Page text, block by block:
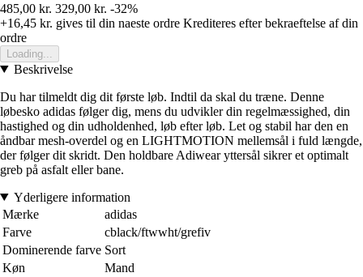
485,00 kr. 329,00 kr. -32%
+16,45 kr. gives til din naeste ordre Krediteres efter bekraeftelse af din
ordre
Loading...
Beskrivelse
Du har tilmeldt dig dit første løb. Indtil da skal du træne. Denne
løbesko adidas følger dig, mens du udvikler din regelmæssighed, din
hastighed og din udholdenhed, løb efter løb. Let og stabil har den en
åndbar mesh-overdel og en LIGHTMOTION mellemsål i fuld længde,
der følger dit skridt. Den holdbare Adiwear yttersål sikrer et optimalt
greb på asfalt eller bane.
Yderligere information
Mærke
adidas
Farve
cblack/ftwwht/grefiv
Dominerende farve Sort
Køn
Mand